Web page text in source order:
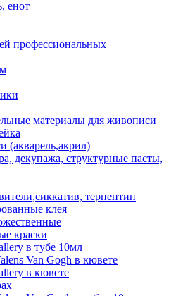
енот
профессиональных
материалы для живописи
(акварель,акрил)
декупажа, структурные пасты,
терпентин
клея
краски
в тубе 10мл
Van Gogh в кювете
в кювете